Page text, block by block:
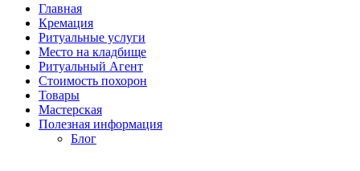
Главная
Кремация
Ритуальные услуги
Место на кладбище
Ритуальный Агент
Стоимость похорон
Товары
Мастерская
Полезная информация
Блог